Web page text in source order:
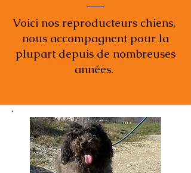
Voici nos reproducteurs chiens,
nous accompagnent pour la
plupart depuis de nombreuses
années.